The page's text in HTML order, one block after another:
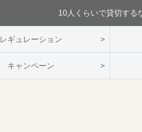
10人くらいで貸切する
レギュレーション
キャンペーン